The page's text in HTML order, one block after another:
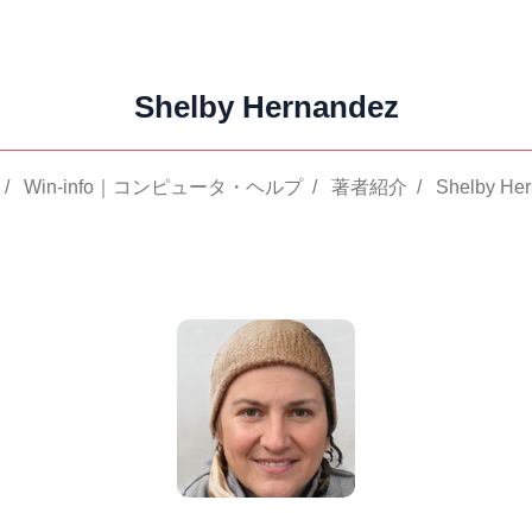
Shelby Hernandez
/ Win-info｜コンピュータ・ヘルプ / 著者紹介 / Shelby